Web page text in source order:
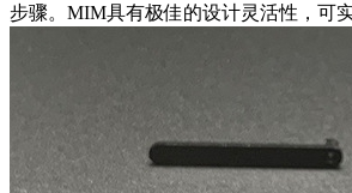
步骤。MIM具有极佳的设计灵活性，可